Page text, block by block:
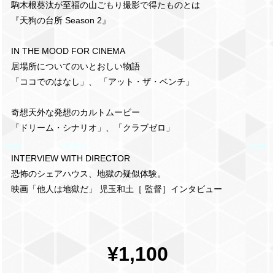
駒木根葵汰が至福の山ごもり撮影で得たものとは
『天狗の台所 Season 2』
IN THE MOOD FOR CINEMA
居場所についてのいとおしい物語
「ココでのはなし」、 「アット・ザ・ベンチ」
奇想天外な発想のカルトムービー
「ドリーム・シナリオ」、「クラブゼロ」
INTERVIEW WITH DIRECTOR
恐怖のシェアハウス、地獄の疑似体験。
映画「他人は地獄だ」 児玉和土［ 監督］インタビュー
¥1,100